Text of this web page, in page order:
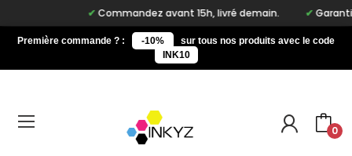
Commandez avant 15h, livré demain. Garantie
Première commande ? : -10%
sur tous nos produits avec le code
INK10
0